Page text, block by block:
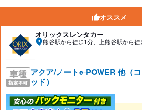
オススメ
オリックスレンタカー
熊谷駅から徒歩1分、上熊谷駅から徒
アクア/ノートe-POWER 他（
ッド）